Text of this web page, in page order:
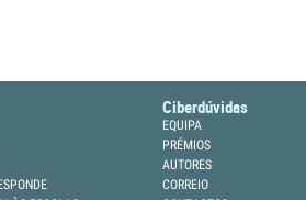
Ciberdúvidas
EQUIPA
PRÉMIOS
AUTORES
CORREIO